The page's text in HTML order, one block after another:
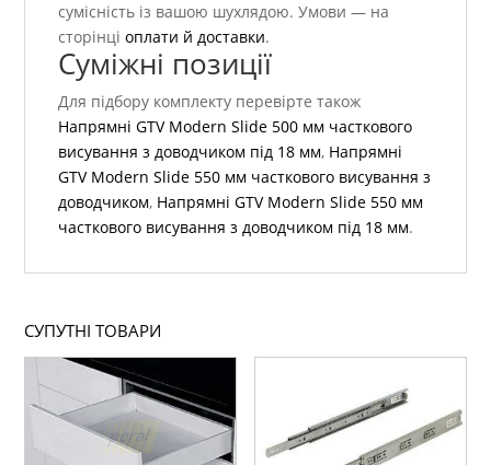
сумісність із вашою шухлядою. Умови — на
сторінціоплати й доставки.
Суміжні позиції
Для підбору комплекту перевірте також
Напрямні GTV Modern Slide 500 мм часткового
висування з доводчиком під 18 мм, Напрямні
GTV Modern Slide 550 мм часткового висування з
доводчиком, Напрямні GTV Modern Slide 550 мм
часткового висування з доводчиком під 18 мм.
СУПУТНІ ТОВАРИ